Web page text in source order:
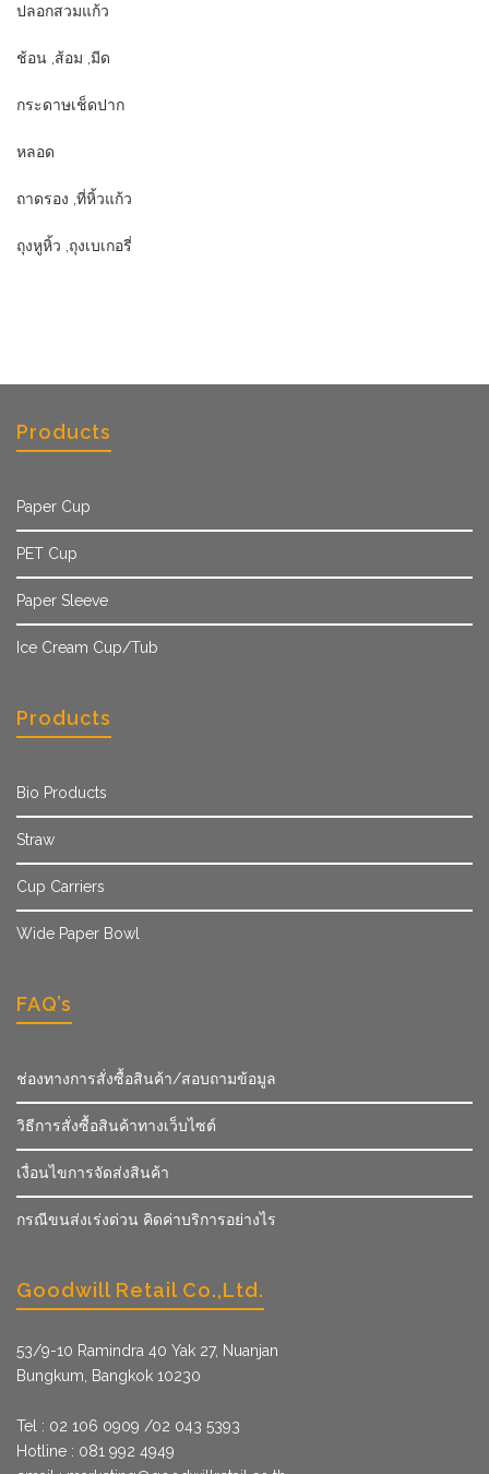
ปลอกสวมแก้ว
ช้อน ,ส้อม ,มีด
กระดาษเช็ดปาก
หลอด
ถาดรอง ,ที่หิ้วแก้ว
ถุงหูหิ้ว ,ถุงเบเกอรี่
Products
Paper Cup
PET Cup
Paper Sleeve
Ice Cream Cup/Tub
Products
Bio Products
Straw
Cup Carriers
Wide Paper Bowl
FAQ’s
ช่องทางการสั่งซื้อสินค้า/สอบถามข้อมูล
วิธีการสั่งซื้อสินค้าทางเว็บไซต์
เงื่อนไขการจัดส่งสินค้า
กรณีขนส่งเร่งด่วน คิดค่าบริการอย่างไร
Goodwill Retail Co.,Ltd.
53/9­-10 Ramindra 40 Yak 27, Nuanjan
Bungkum, Bangkok 10230
Tel : 02 106 0909 /02 043 5393
Hotline : 081 992 4949